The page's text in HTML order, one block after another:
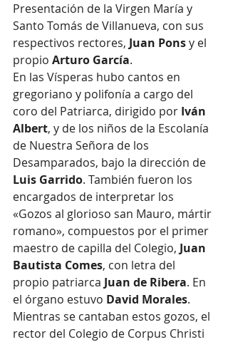
Presentación de la Virgen María y
Santo Tomás de Villanueva, con sus
respectivos rectores, Juan Pons y el
propio Arturo García.
En las Vísperas hubo cantos en
gregoriano y polifonía a cargo del
coro del Patriarca, dirigido por Iván
Albert, y de los niños de la Escolanía
de Nuestra Señora de los
Desamparados, bajo la dirección de
Luis Garrido. También fueron los
encargados de interpretar los
«Gozos al glorioso san Mauro, mártir
romano», compuestos por el primer
maestro de capilla del Colegio, Juan
Bautista Comes, con letra del
propio patriarca Juan de Ribera. En
el órgano estuvo David Morales.
Mientras se cantaban estos gozos, el
rector del Colegio de Corpus Christi